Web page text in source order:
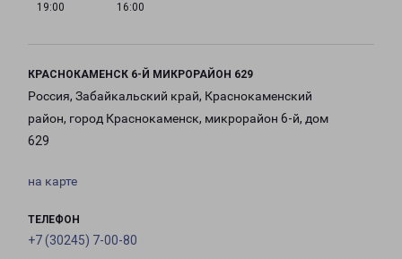
19:00
16:00
КРАСНОКАМЕНСК 6-Й МИКРОРАЙОН 629
Россия, Забайкальский край, Краснокаменский
район, город Краснокаменск, микрорайон 6-й, дом
629
на карте
ТЕЛЕФОН
+7 (30245) 7-00-80